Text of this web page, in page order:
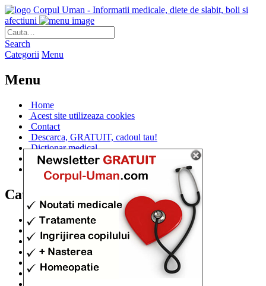
Corpul Uman - Informatii medicale, diete de slabit, boli si
afectiuni
Search
Categorii Menu
Menu
Home
Acest site utilizeaza cookies
Contact
Descarca, GRATUIT, cadoul tau!
Dictionar medical
Dr. Cristina IANUC
Linkuri utile
Categorii
Diete si cure de slabire
(706)
Afectiuni si Boli
(401)
Corpul de la A la Z(315)
Medicina Naturista
Anatomie
(295)
Alimentatia(259)